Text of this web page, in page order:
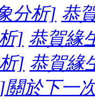
分析] 恭
] 恭賀緣
] 恭賀緣
]關於下一